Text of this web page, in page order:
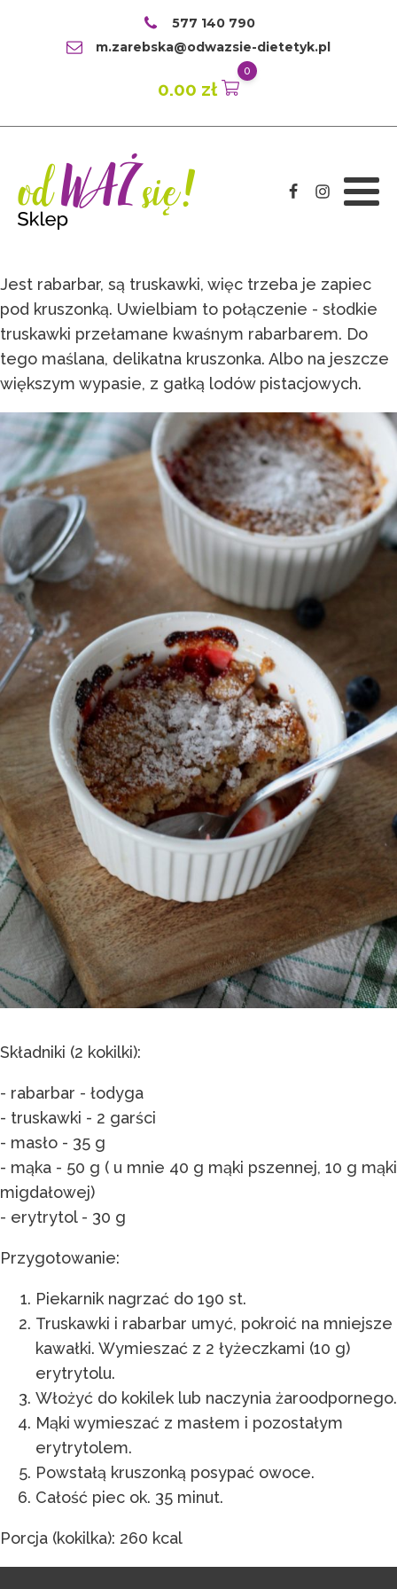
577 140 790
m.zarebska@odwazsie-dietetyk.pl
0.00 zł
0
Jest rabarbar, są truskawki, więc trzeba je zapiec
pod kruszonką. Uwielbiam to połączenie - słodkie
truskawki przełamane kwaśnym rabarbarem. Do
tego maślana, delikatna kruszonka. Albo na jeszcze
większym wypasie, z gałką lodów pistacjowych.
Składniki (2 kokilki):
- rabarbar - łodyga
- truskawki - 2 garści
- masło - 35 g
- mąka - 50 g ( u mnie 40 g mąki pszennej, 10 g mąki
migdałowej)
- erytrytol - 30 g
Przygotowanie:
Piekarnik nagrzać do 190 st.
Truskawki i rabarbar umyć, pokroić na mniejsze
kawałki. Wymieszać z 2 łyżeczkami (10 g)
erytrytolu.
Włożyć do kokilek lub naczynia żaroodpornego.
Mąki wymieszać z masłem i pozostałym
erytrytolem.
Powstałą kruszonką posypać owoce.
Całość piec ok. 35 minut.
Porcja (kokilka): 260 kcal